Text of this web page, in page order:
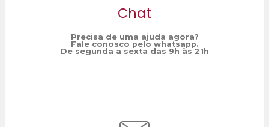
Chat
Precisa de uma ajuda agora?
Fale conosco pelo whatsapp.
De segunda a sexta das 9h às 21h